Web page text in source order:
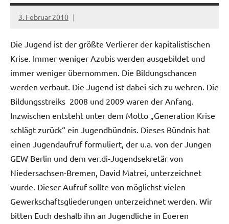
3. Februar 2010
Ilja
Die Jugend ist der größte Verlierer der kapitalistischen
Krise. Immer weniger Azubis werden ausgebildet und
immer weniger übernommen. Die Bildungschancen
werden verbaut. Die Jugend ist dabei sich zu wehren. Die
Bildungsstreiks 2008 und 2009 waren der Anfang.
Inzwischen entsteht unter dem Motto „Generation Krise
schlägt zurück“ ein Jugendbündnis. Dieses Bündnis hat
einen Jugendaufruf formuliert, der u.a. von der Jungen
GEW Berlin und dem ver.di-Jugendsekretär von
Niedersachsen-Bremen, David Matrei, unterzeichnet
wurde. Dieser Aufruf sollte von möglichst vielen
Gewerkschaftsgliederungen unterzeichnet werden. Wir
bitten Euch deshalb ihn an Jugendliche in Eueren